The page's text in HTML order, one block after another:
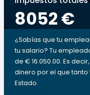
8052 €
¿Sabías que tu
tu salario? Tu
de € 16.050.00. Es
dinero por el que
Estado.